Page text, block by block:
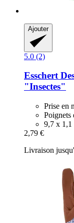
Ajouter
5.0 (2)
Esschert
"Insectes"
Prise en
Poignets
9,7 x 1,1
2,79 €
Livraison